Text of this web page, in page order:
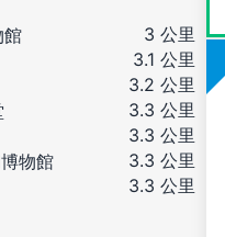
館
3 公里
3.1 公里
3.2 公里
3.3 公里
3.3 公里
物館
3.3 公里
3.3 公里